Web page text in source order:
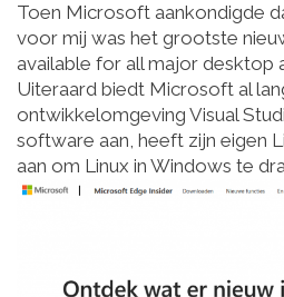
Toen Microsoft aankondigde
voor mij was het grootste
available for all major desktop
Uiteraard biedt Microsoft al
ontwikkelomgeving Visual
software aan, heeft zijn eigen
aan om Linux in Windows te